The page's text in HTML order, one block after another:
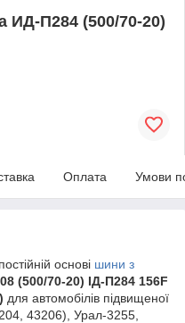
ИД-П284 (500/70-20)
Оплата Умови
основі шини з
(500/70-20) ІД-П284 156F
для автомобілів підвищеної
43206), Урал-3255,